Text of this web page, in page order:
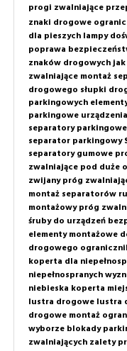
progi zwalniające
znaki drogowe
dla pieszych lampy
poprawa
znaków drogowych
zwalniające montaż
drogowego słupki
parkingowych
parkingowe
separatory
separator parkingowy
separatory gumowe
zwalniające pod duże
zwijany próg
montaż separatorów
montażowy próg
śruby do urządzeń
elementy montażowe
drogowego
koperta dla
niepełnospranych
niebieska koperta
lustra drogowe lustra
drogowe montaż
wyborze blokady
zwalniających zalety